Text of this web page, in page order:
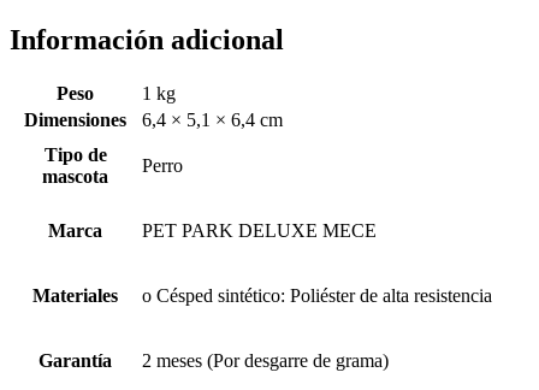
Información adicional
Peso
1 kg
Dimensiones
6,4 × 5,1 × 6,4 cm
Tipo de
mascota
Perro
Marca PET PARK DELUXE MECE
Materiales o Césped sintético: Poliéster de alta resistencia
Garantía 2 meses (Por desgarre de grama)